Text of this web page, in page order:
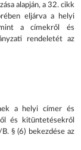
alapján, a 32. cikk
eljárva a helyi
a címekről és
rendeletét az
a helyi címer és
és kitüntetésekről
§ (6) bekezdése az